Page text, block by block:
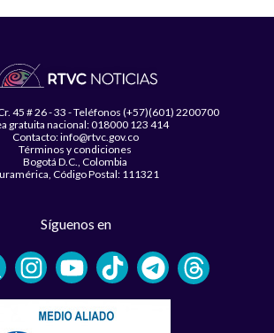
45 # 26 - 33 - Teléfonos (+57)(601) 2200700
gratuita nacional: 018000 123 414
Contacto: info@rtvc.gov.co
Términos y condiciones
Bogotá D.C., Colombia
Código Postal: 111321
Síguenos en